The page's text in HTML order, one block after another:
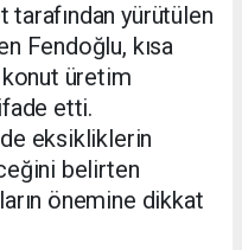
yürütülen
Fendoğlu, kısa
üretim
etti.
eksikliklerin
belirten
önemine dikkat